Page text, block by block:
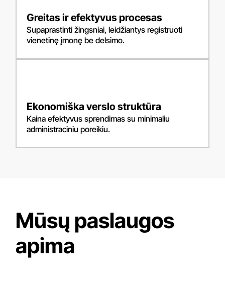
Greitas ir efektyvus procesas
Supaprastinti žingsniai, leidžiantys registruoti
vienetinę įmonę be delsimo.
Ekonomiška verslo struktūra
Kaina efektyvus sprendimas su minimaliu
administraciniu poreikiu.
Mūsų paslaugos
apima